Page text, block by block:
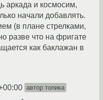
аркада и космосим,
начали добавлять.
(в плане стрелками,
разве что на фригате
как баклажан в
автор топика